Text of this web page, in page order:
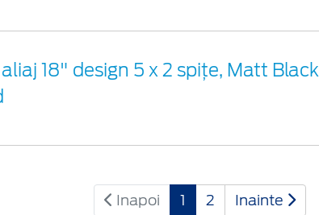
18" design 5 x 2 spițe, Matt Black
Inapoi 1 2 Inainte